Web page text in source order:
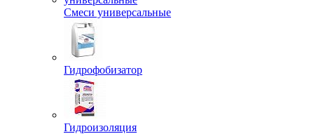
Смеси универсальные
Гидрофобизатор
Гидроизоляция